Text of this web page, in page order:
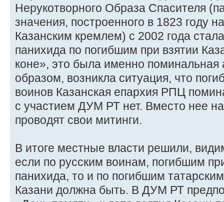
Нерукотворного Образа Спасителя
значения, построенного в 1823 году
Казанским кремлем) с 2002 года
панихида по погибшим при взятии
коне», это была именно поминальная
образом, возникла ситуация, что
воинов Казанская епархия РПЦ
с участием ДУМ РТ нет. Вместо нее
проводят свои митинги.
В итоге местные власти решили,
если по русским воинам, погибшим
панихида, то и по погибшим
Казани должна быть. В ДУМ РТ